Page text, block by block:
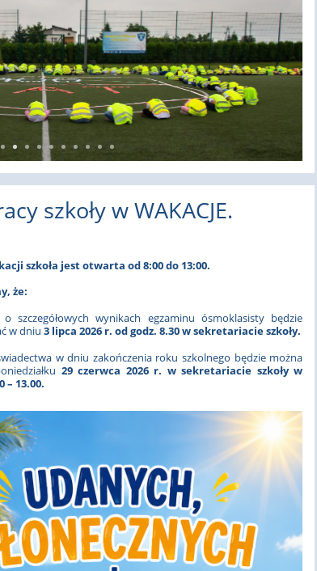
szkoły w WAKACJE.
szkoła jest otwarta od 8:00 do 13:00.
że:
o szczegółowych ‎wynikach egzaminu ósmoklasisty będzie
w dniu 3 lipca 2026 r. od godz. 8.30w sekretariacie szkoły.
w dniu zakończenia roku szkolnego będzie można
29 czerwca 2026 r. w sekretariacie szkoły w
– 13.00.